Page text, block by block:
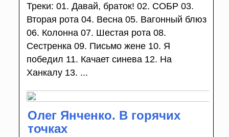
Треки: 01. Давай, браток! 02. СОБР 03.
Вторая рота 04. Весна 05. Вагонный блюз
06. Колонна 07. Шестая рота 08.
Сестренка 09. Письмо жене 10. Я
победил 11. Качает синева 12. На
Ханкалу 13. ...
Олег Янченко. В горячих
точках